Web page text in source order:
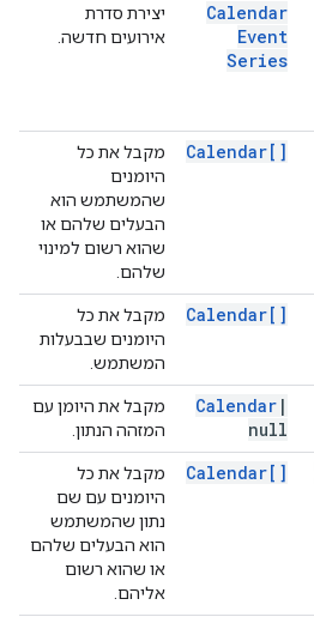
Calendar
Event
Series
יצירת סדרת
אירועים חדשה.
Calendar[]
מקבל את כל
היומנים
שהמשתמש הוא
הבעלים שלהם או
שהוא רשום למינוי
שלהם.
Calendar[]
מקבל את כל
היומנים שבבעלות
המשתמש.
Calendar |
null
מקבל את היומן עם
המזהה הנתון.
Calendar[]
מקבל את כל
היומנים עם שם
נתון שהמשתמש
הוא הבעלים שלהם
או שהוא רשום
אליהם.